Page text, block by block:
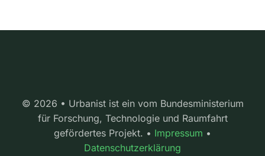
© 2026 • Urbanist ist ein vom Bundesministerium
für Forschung, Technologie und Raumfahrt
gefördertes Projekt. • Impressum •
Datenschutzerklärung